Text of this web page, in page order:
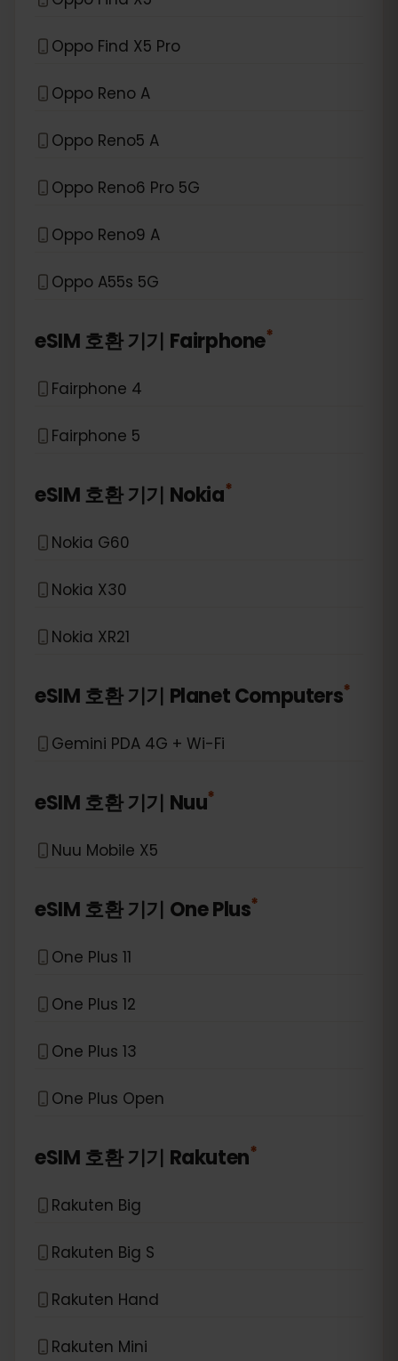
Oppo Find X5 Pro
Oppo Reno A
Oppo Reno5 A
Oppo Reno6 Pro 5G
Oppo Reno9 A
Oppo A55s 5G
eSIM 호환 기기 Fairphone*
Fairphone 4
Fairphone 5
eSIM 호환 기기 Nokia*
Nokia G60
Nokia X30
Nokia XR21
eSIM 호환 기기 Planet Computers*
Gemini PDA 4G + Wi-Fi
eSIM 호환 기기 Nuu*
Nuu Mobile X5
eSIM 호환 기기 One Plus*
One Plus 11
One Plus 12
One Plus 13
One Plus Open
eSIM 호환 기기 Rakuten*
Rakuten Big
Rakuten Big S
Rakuten Hand
Rakuten Mini